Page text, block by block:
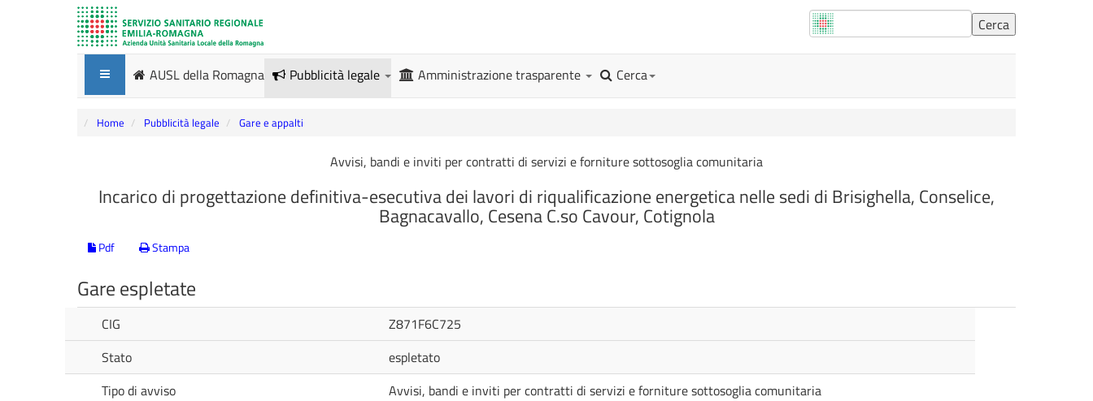
AUSL della Romagna Pubblicità legale Amministrazione trasparente Cerca
Home Pubblicità legale Gare e appalti
Avvisi, bandi e inviti per contratti di servizi e forniture sottosoglia comunitaria
Incarico di progettazione definitiva-esecutiva dei lavori di riqualificazione energetica nelle sedi di Brisighella, Conselice,
Bagnacavallo, Cesena C.so Cavour, Cotignola
Pdf Stampa
Gare espletate
CIG
Z871F6C725
Stato
espletato
Tipo di avviso
Avvisi, bandi e inviti per contratti di servizi e forniture sottosoglia comunitaria